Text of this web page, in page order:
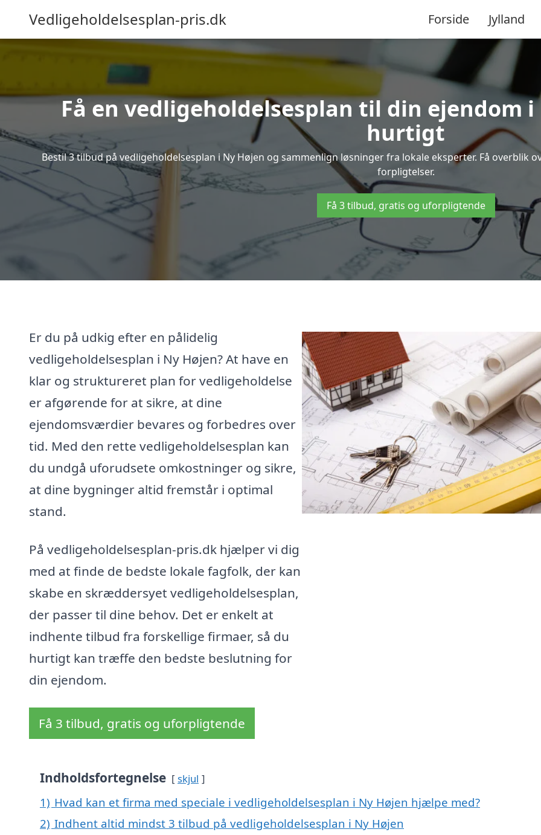
Vedligeholdelsesplan-pris.dk Forside Jylland
Få en vedligeholdelsesplan til din ejendom
hurtigt
Bestil 3 tilbud på vedligeholdelsesplan i Ny Højen og sammenlign løsninger fra lokale eksperter. Få overblik
forpligtelser.
Få 3 tilbud, gratis og uforpligtende
Er du på udkig efter en pålidelig
vedligeholdelsesplan i Ny Højen? At have en
klar og struktureret plan for vedligeholdelse
er afgørende for at sikre, at dine
ejendomsværdier bevares og forbedres over
tid. Med den rette vedligeholdelsesplan kan
du undgå uforudsete omkostninger og sikre,
at dine bygninger altid fremstår i optimal
stand.
På vedligeholdelsesplan-pris.dk hjælper vi dig
med at finde de bedste lokale fagfolk, der kan
skabe en skræddersyet vedligeholdelsesplan,
der passer til dine behov. Det er enkelt at
indhente tilbud fra forskellige firmaer, så du
hurtigt kan træffe den bedste beslutning for
din ejendom.
Få 3 tilbud, gratis og uforpligtende
Indholdsfortegnelse skjul
1) Hvad kan et firma med speciale i vedligeholdelsesplan i Ny Højen hjælpe med?
2) Indhent altid mindst 3 tilbud på vedligeholdelsesplan i Ny Højen